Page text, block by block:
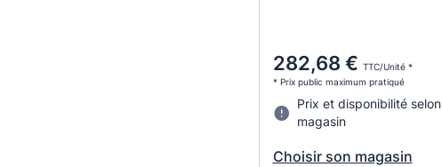
282,68 € TTC/Unité *
* Prix public maximum pratiqué
Prix et disponibilité selon
magasin
Choisir son magasin